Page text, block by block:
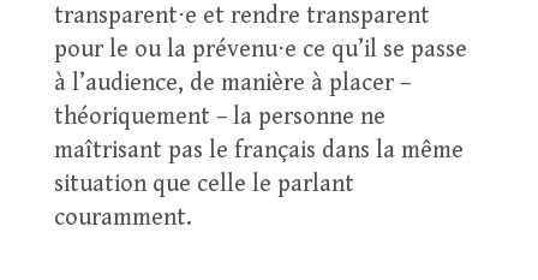
transparent⋅e et rendre transparent
pour le ou la prévenu⋅e ce qu’il se passe
à l’audience, de manière à placer –
théoriquement – la personne ne
maîtrisant pas le français dans la même
situation que celle le parlant
couramment.